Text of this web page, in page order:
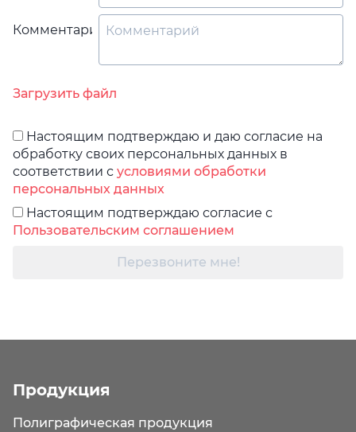
Комментарий
Загрузить файл
Настоящим подтверждаю и даю согласие на
обработку своих персональных данных в
соответствии с условиями обработки
персональных данных
Настоящим подтверждаю согласие с
Пользовательским соглашением
Перезвоните мне!
Продукция
Полиграфическая продукция